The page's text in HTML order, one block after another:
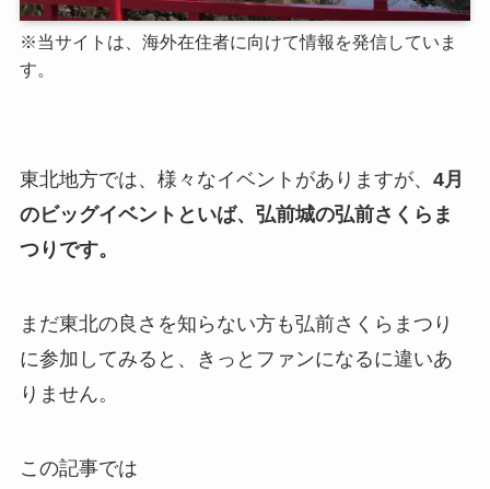
※当サイトは、海外在住者に向けて情報を発信していま
す。
東北地方では、様々なイベントがありますが、 4月
のビッグイベントといば、弘前城の弘前さくらま
つりです。
まだ東北の良さを知らない方も弘前さくらまつり
に参加してみると、きっとファンになるに違いあ
りません。
この記事では